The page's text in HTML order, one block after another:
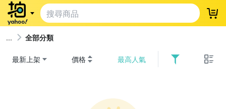
登
全部分類
最新上架 價格 最高人氣